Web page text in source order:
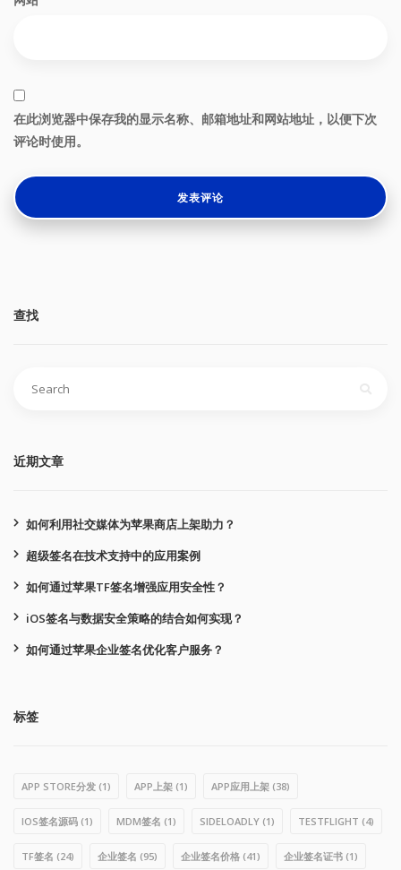
在此浏览器中保存我的显示名称、邮箱地址和网站地址，以便下次
评论时使用。
查找
索：
近期文章
如何利用社交媒体为苹果商店上架助力？
超级签名在技术支持中的应用案例
如何通过苹果TF签名增强应用安全性？
iOS签名与数据安全策略的结合如何实现？
如何通过苹果企业签名优化客户服务？
标签
APP STORE分发 (1) APP上架 (1) APP应用上架 (38)
IOS签名源码 (1) MDM签名 (1) SIDELOADLY (1) TESTFLIGHT (4)
TF签名 (24) 企业签名 (95) 企业签名价格 (41) 企业签名证书 (1)